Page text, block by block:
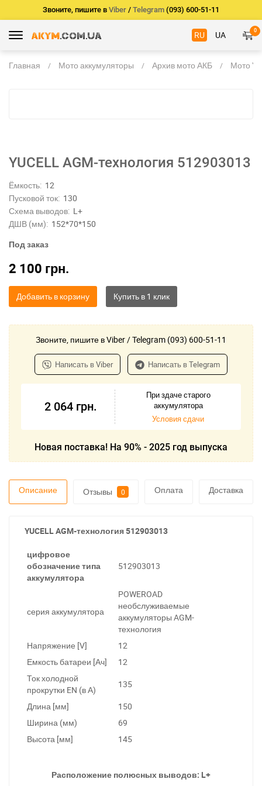
Звоните, пишите в Viber / Telegram (093) 600-51-11
RU UA 0
Главная Мото аккумуляторы Архив мото АКБ Мото
YUCELL AGM-технология 512903013
Ёмкость: 12
Пусковой ток: 130
Схема выводов: L+
ДШВ (мм): 152*70*150
Под заказ
2 100 грн.
Добавить в корзину
Звоните, пишите в Viber / Telegram (093) 600-51-11
Написать в Viber Написать в Telegram
2 064 грн.
При здаче старого
аккумулятора
Условия сдачи
Новая поставка! На 90% - 2025 год выпуска
Описание Отзывы 0 Оплата Доставка
YUCELL AGM-технология 512903013
цифровое
обозначение типа
аккумулятора
512903013
серия аккумулятора
POWEROAD
необслуживаемые
аккумуляторы AGM-
технология
Напряжение [V]
12
Емкость батареи [Ач]
12
Ток холодной
прокрутки EN (в А)
135
Длина [мм]
150
Ширина (мм)
69
Высота [мм]
145
Расположение полюсных выводов: L+